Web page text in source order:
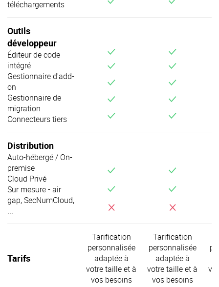
téléchargements
Outils
développeur
Éditeur de code
intégré
Gestionnaire d'add-
on
Gestionnaire de
migration
Connecteurs tiers
Distribution
Auto-hébergé / On-
premise
Cloud Privé
Sur mesure - air
gap, SecNumCloud,
...
Tarifs
Tarification
personnalisée
adaptée à
votre taille et à
vos besoins
Tarification
personnalisée
adaptée à
votre taille et à
vos besoins